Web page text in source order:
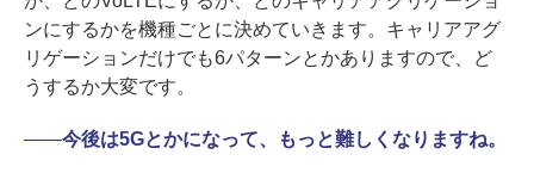
ンにするかを機種ごとに決めていきます。キャリアアグ
リゲーションだけでも6パターンとかありますので、ど
うするか大変です。
――今後は5Gとかになって、もっと難しくなりますね。